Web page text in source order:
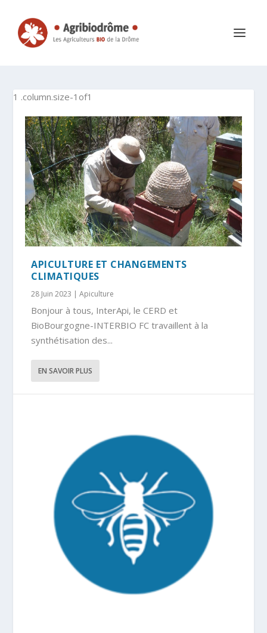
APICULTURE ET CHANGEMENTS
CLIMATIQUES
28 Juin 2023 |Apiculture
Bonjour à tous, InterApi, le CERD et
BioBourgogne-INTERBIO FC travaillent à la
synthétisation des...
EN SAVOIR PLUS